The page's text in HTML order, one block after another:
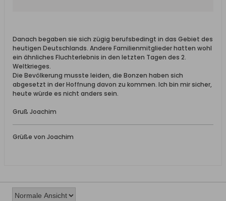
Danach begaben sie sich zügig berufsbedingt in das Gebiet des
heutigen Deutschlands. Andere Familienmitglieder hatten wohl
ein ähnliches Fluchterlebnis in den letzten Tagen des 2.
Weltkrieges.
Die Bevölkerung musste leiden, die Bonzen haben sich
abgesetzt in der Hoffnung davon zu kommen. Ich bin mir sicher,
heute würde es nicht anders sein.
Gruß Joachim
Grüße von Joachim